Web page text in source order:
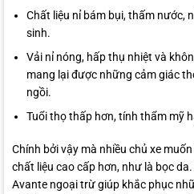
Chất liệu nỉ bám bụi, thấm nước,
sinh.
Vải nỉ nóng, hấp thụ nhiệt và
mang lại được những cảm giác
ngồi.
Tuổi thọ thấp hơn, tính thẩm mỹ
Chính bởi vậy mà nhiều chủ xe
chất liệu cao cấp hơn, như là bọc
Avante ngoại trừ giúp khắc phục